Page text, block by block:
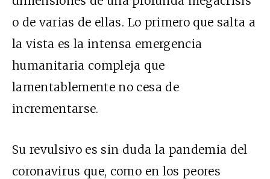
o de varias de ellas. Lo primero que salta a
la vista es la intensa emergencia
humanitaria compleja que
lamentablemente no cesa de
incrementarse.
Su revulsivo es sin duda la pandemia del
coronavirus que, como en los peores